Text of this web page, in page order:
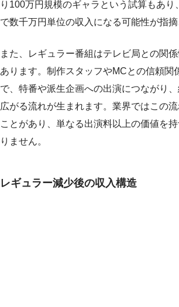
り100万円規模のギャラという試算もあり
で数千万円単位の収入になる可能性が指摘
また、レギュラー番組はテレビ局との関
あります。制作スタッフやMCとの信頼関
で、特番や派生企画への出演につながり
広がる流れが生まれます。業界ではこの
ことがあり、単なる出演料以上の価値を
りません。
レギュラー減少後の収入構造